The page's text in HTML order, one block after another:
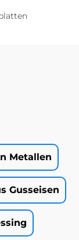
Metallen
Gusseisen